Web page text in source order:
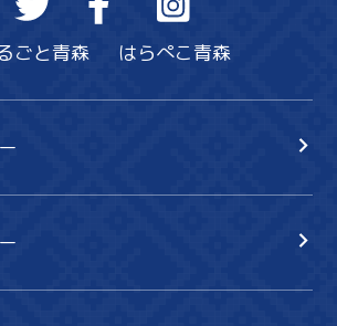
ごと青森 はらぺこ青森